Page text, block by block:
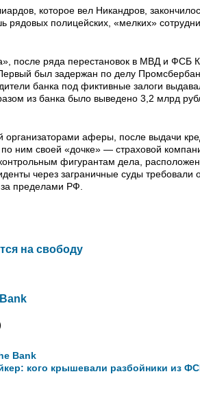
которое вел Никандров,
рядовых полицейских, «мелких»
после ряда перестановок в МВД и ФСБ
был задержан по делу
банка под фиктивные залоги
из банка было выведено 3,2 млрд
организаторами аферы, после выдачи
по ним своей «дочке» — страховой
фигурантам дела,
через заграничные суды требовали
пределами РФ.
на свободу
Bank
кого крышевали разбойники из